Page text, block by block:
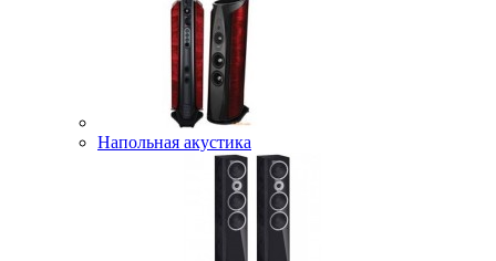
Напольная акустика